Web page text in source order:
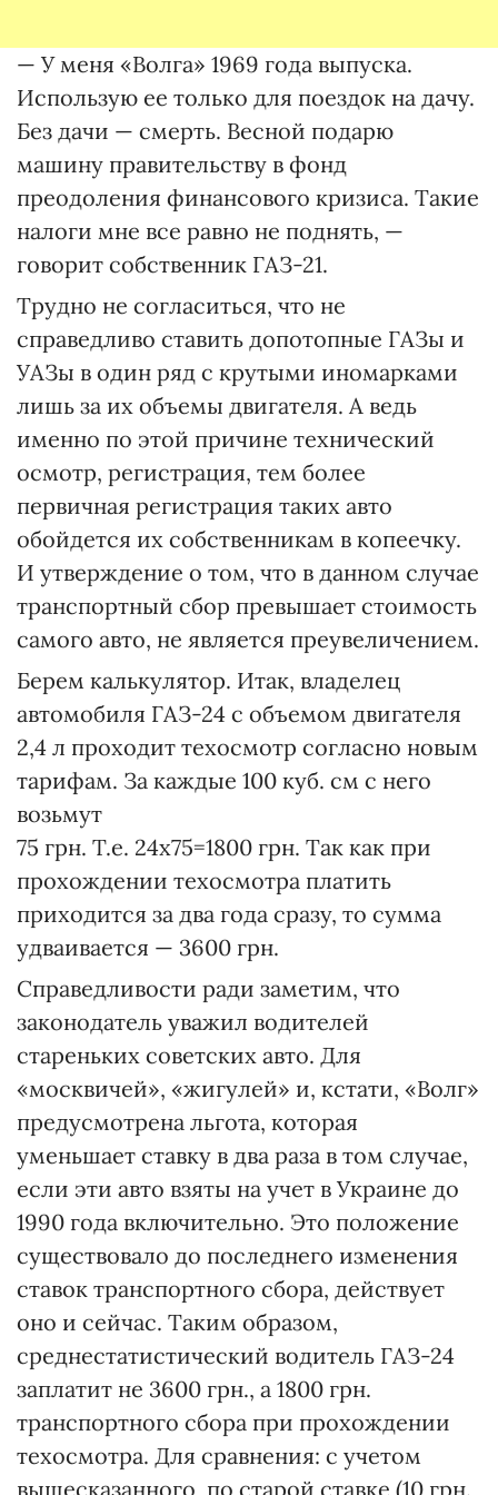
— У меня «Волга» 1969 года выпуска.
Использую ее только для поездок на дачу.
Без дачи — смерть. Весной подарю
машину правительству в фонд
преодоления финансового кризиса. Такие
налоги мне все равно не поднять, —
говорит собственник ГАЗ-21.
Трудно не согласиться, что не
справедливо ставить допотопные ГАЗы и
УАЗы в один ряд с круты­ми иномарками
лишь за их объемы двигателя. А ведь
именно по этой причине технический
осмотр, регистрация, тем более
первичная регистрация таких авто
обойдется их собственникам в копеечку.
И утверждение о том, что в данном случае
транспортный сбор превышает стоимость
самого авто, не является преувеличением.
Берем калькулятор. Итак, владе­лец
автомобиля ГАЗ-24 с объемом двигателя
2,4 л проходит техосмотр согласно новым
тарифам. За каждые 100 куб. см с него
возьмут
75 грн. Т.е. 24х75=1800 грн. Так как при
прохождении техосмотра платить
приходится за два года сразу, то сумма
удваивается — 3600 грн.
Справедливости ради заметим, что
законодатель уважил водителей
стареньких советских авто. Для
«москвичей», «жигулей» и, кстати, «Волг»
предусмотрена льгота, которая
уменьшает ставку в два раза в том случае,
если эти авто взяты на учет в Украине до
1990 года включительно. Это положение
существовало до последнего изменения
ставок транс­портного сбора, действует
оно и сейчас. Та­ким образом,
среднестатистический водитель ГАЗ-24
заплатит не 3600 грн., а 1800 грн.
транспортного сбора при прохождении
техосмотра. Для сравнения: с учетом
вышесказанного, по старой ставке (10 грн.